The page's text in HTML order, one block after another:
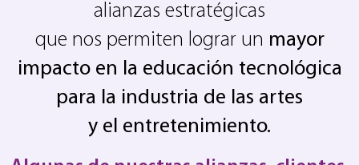
alianzas estratégicas
que nos permiten lograr un mayor
impacto en la educación tecnológica
para la industria de las artes
y el entretenimiento.